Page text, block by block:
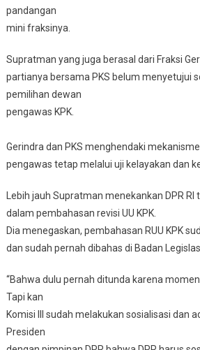
pandangan
mini fraksinya.
Supratman yang juga berasal dari Fraksi
partianya bersama PKS belum menyetujui
pemilihan dewan
pengawas KPK.
Gerindra dan PKS menghendaki
pengawas tetap melalui uji kelayakan dan
Lebih jauh Supratman menekankan DPR
dalam pembahasan revisi UU KPK.
Dia menegaskan, pembahasan RUU KPK
dan sudah pernah dibahas di Badan Legislasi
“Bahwa dulu pernah ditunda karena
Tapi kan
Komisi III sudah melakukan sosialisasi dan
Presiden